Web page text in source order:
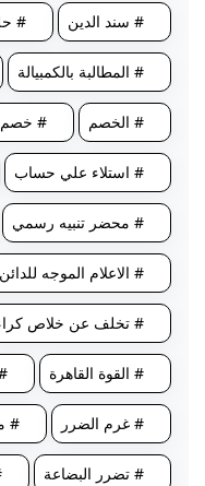
# سند الدين #
# المطالبة بالكمبيالة
# الخصم # خصم
# استلاء علي حساب
# محضر تنبيه رسمي
# الاعلام الموجه
# تخلف عن خلاص
# القوة القاهرة
# غرم الضرر #
# تضرر البضاعة